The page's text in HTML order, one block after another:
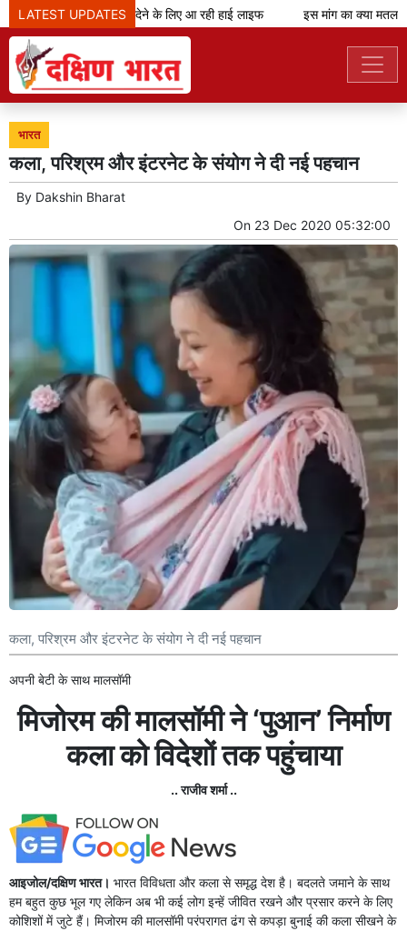
LATEST UPDATES
शानदार शॉपिंग अनुभव देने के लिए आ रही हाई लाइफ इस मांग का क्या मतलब?
भारत
कला, परिश्रम और इंटरनेट के संयोग ने दी नई पहचान
By Dakshin Bharat
On 23 Dec 2020 05:32:00
कला, परिश्रम और इंटरनेट के संयोग ने दी नई पहचान
अपनी बेटी के साथ मालसॉमी
मिजोरम की मालसॉमी ने ‘पुआन’ निर्माण
कला को विदेशों तक पहुंचाया
.. राजीव शर्मा ..
आइजोल/दक्षिण भारत। भारत विविधता और कला से समृद्ध देश है। बदलते जमाने के साथ
हम बहुत कुछ भूल गए लेकिन अब भी कई लोग इन्हें जीवित रखने और प्रसार करने के लिए
कोशिशों में जुटे हैं। मिजोरम की मालसॉमी परंपरागत ढंग से कपड़ा बुनाई की कला सीखने के